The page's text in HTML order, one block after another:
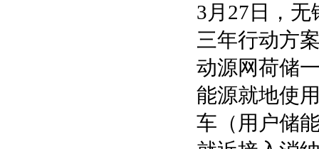
3月27日，
三年行动方
动源网荷储
能源就地使
车（用户储